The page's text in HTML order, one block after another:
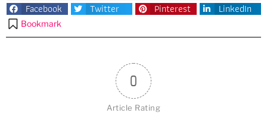
Facebook Twitter Pinterest LinkedIn
Bookmark
0
Article Rating